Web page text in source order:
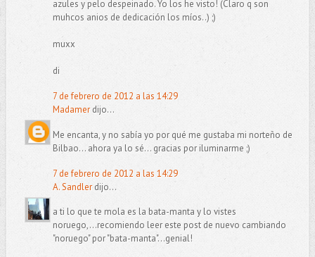
azules y pelo despeinado. Yo los he visto! (Claro q son
muhcos anios de dedicación los míos..) ;)
muxx
di
7 de febrero de 2012 a las 14:29
Madamerdijo...
Me encanta, y no sabía yo por qué me gustaba mi norteño de
Bilbao... ahora ya lo sé... gracias por iluminarme ;)
7 de febrero de 2012 a las 14:29
A. Sandlerdijo...
a ti lo que te mola es la bata-manta y lo vistes
noruego,...recomiendo leer este post de nuevo cambiando
"noruego" por "bata-manta"...genial!